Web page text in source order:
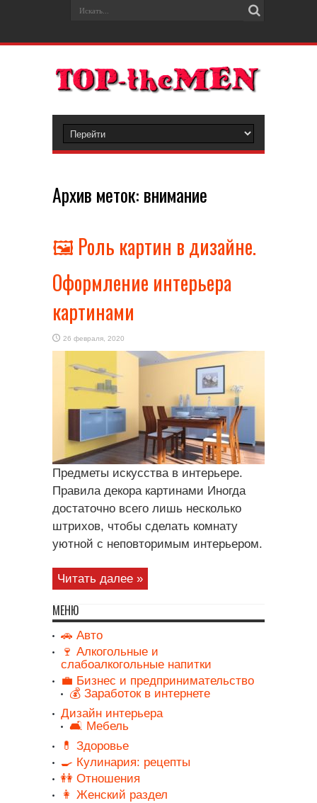
Архив меток: внимание
🖼️ Роль картин в дизайне.
Оформление интерьера
картинами
26 февраля, 2020
Предметы искусства в интерьере.
Правила декора картинами Иногда
достаточно всего лишь несколько
штрихов, чтобы сделать комнату
уютной с неповторимым интерьером.
Читать далее »
МЕНЮ
🚗 Авто
🍷 Алкогольные и
слабоалкогольные напитки
💼 Бизнес и предпринимательство
💰 Заработок в интернете
Дизайн интерьера
🛋️ Мебель
💊 Здоровье
🍳 Кулинария: рецепты
👭 Отношения
👩 Женский раздел